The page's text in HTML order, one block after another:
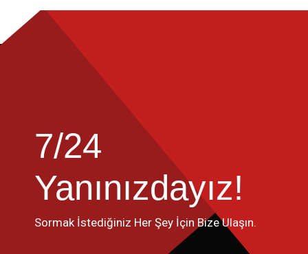
7/24
Yanınızdayız!
Sormak İstediğiniz Her Şey İçin Bize Ulaşın.